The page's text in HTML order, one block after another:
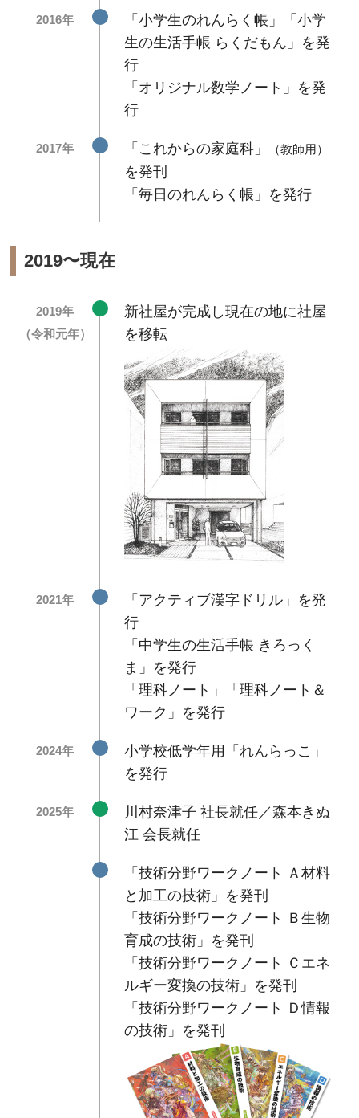
2016年
「小学生のれんらく帳」「小学
生の生活手帳 らくだもん」を発
行
「オリジナル数学ノート」を発
行
2017年 「これからの家庭科」 （教師用）
を発刊
「毎日のれんらく帳」を発行
2019〜現在
2019年
（令和元年）
新社屋が完成し現在の地に社屋
を移転
2021年
「アクティブ漢字ドリル」を発
行
「中学生の生活手帳 きろっく
ま」を発行
「理科ノート」「理科ノート＆
ワーク」を発行
2024年
小学校低学年用「れんらっこ」
を発行
2025年
川村奈津子 社長就任／森本きぬ
江 会長就任
「技術分野ワークノート Ａ材料
と加工の技術」を発刊
「技術分野ワークノート Ｂ生物
育成の技術」を発刊
「技術分野ワークノート Ｃエネ
ルギー変換の技術」を発刊
「技術分野ワークノート Ｄ情報
の技術」を発刊